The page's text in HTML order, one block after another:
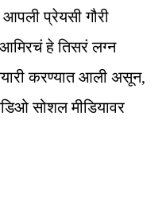
प्रेयसी गौरी
हे तिसरं लग्न
करण्यात आली असून,
सोशल मीडियावर